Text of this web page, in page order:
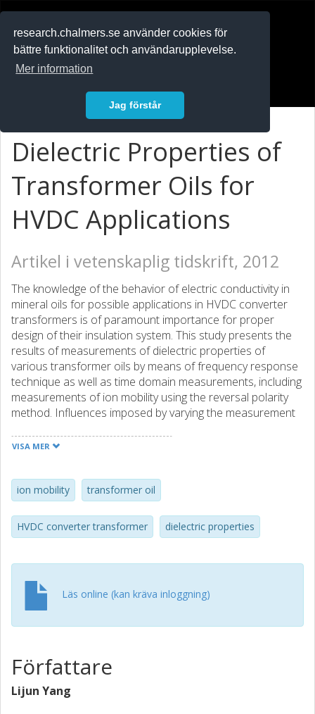
research.chalmers.se använder cookies för
bättre funktionalitet och användarupplevelse.
Mer information
Jag förstår
Dielectric Properties of
Transformer Oils for
HVDC Applications
Artikel i vetenskaplig tidskrift, 2012
The knowledge of the behavior of electric conductivity in
mineral oils for possible applications in HVDC converter
transformers is of paramount importance for proper
design of their insulation system. This study presents the
results of measurements of dielectric properties of
various transformer oils by means of frequency response
technique as well as time domain measurements, including
measurements of ion mobility using the reversal polarity
method. Influences imposed by varying the measurement
important parameters of the investigated oils, e. g. their
results show that despite of similarities in various physical
parameters of insulating mineral oils available on the
market, the dielectric behavior and especially ionic
conduction vary greatly between different oil types.
characterized by different activation energies.
VISA MER
ion mobility transformer oil
HVDC converter transformer dielectric properties
Läs online (kan kräva inloggning)
Författare
Lijun Yang